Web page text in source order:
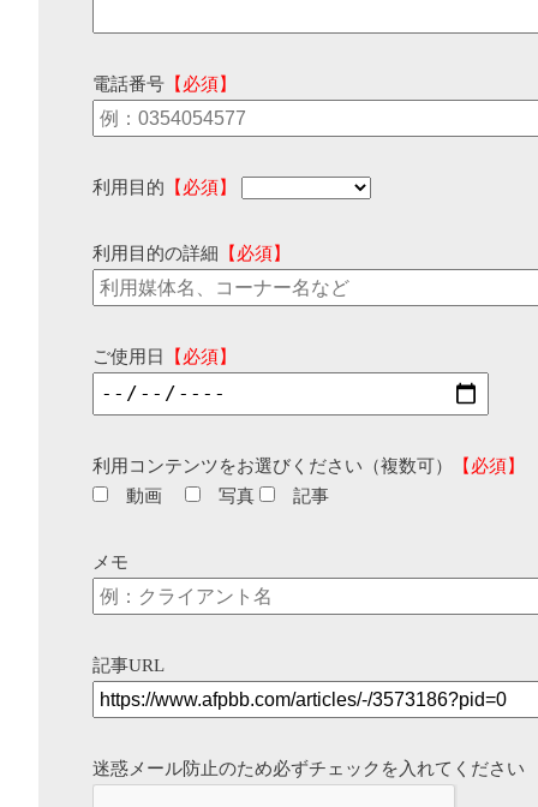
電話番号 【必須】
利用目的 【必須】
利用目的の詳細 【必須】
ご使用日 【必須】
利用コンテンツをお選びください（複数可）
【必須】
動画
写真 記事
メモ
記事URL
迷惑メール防止のため必ずチェックを入れてください